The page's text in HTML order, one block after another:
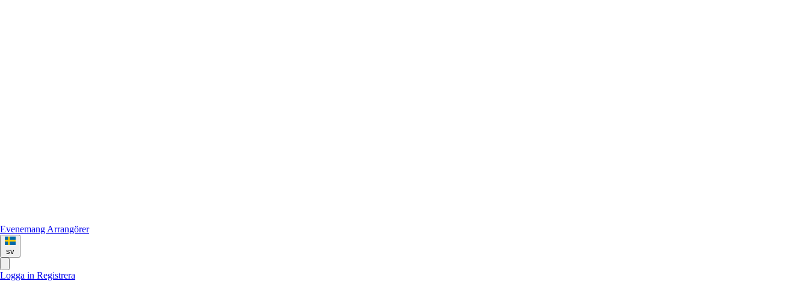
Evenemang Arrangörer
sv
Logga in Registrera